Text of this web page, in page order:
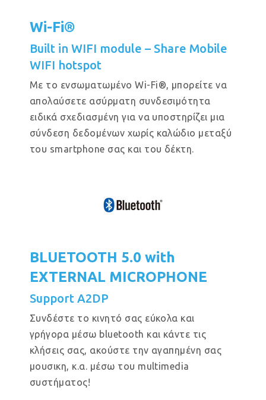
Wi-Fi®
Built in WIFI module – Share Mobile
WIFI hotspot
Με το ενσωματωμένο Wi-Fi®, μπορείτε να
απολαύσετε ασύρματη συνδεσιμότητα
ειδικά σχεδιασμένη για να υποστηρίζει μια
σύνδεση δεδομένων χωρίς καλώδιο μεταξύ
του smartphone σας και του δέκτη.
BLUETOOTH 5.0 with
EXTERNAL MICROPHONE
Support A2DP
Συνδέστε το κινητό σας εύκολα και
γρήγορα μέσω bluetooth και κάντε τις
κλήσεις σας, ακούστε την αγαπημένη σας
μουσικη, κ.α. μέσω του multimedia
συστήματος!